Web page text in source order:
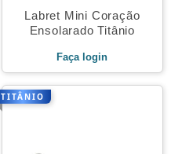
Labret Mini Coração
Ensolarado Titânio
Faça login
TITÂNIO